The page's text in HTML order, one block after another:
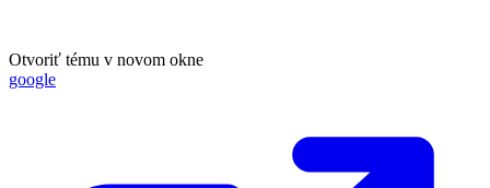
Otvoriť tému v novom okne
google